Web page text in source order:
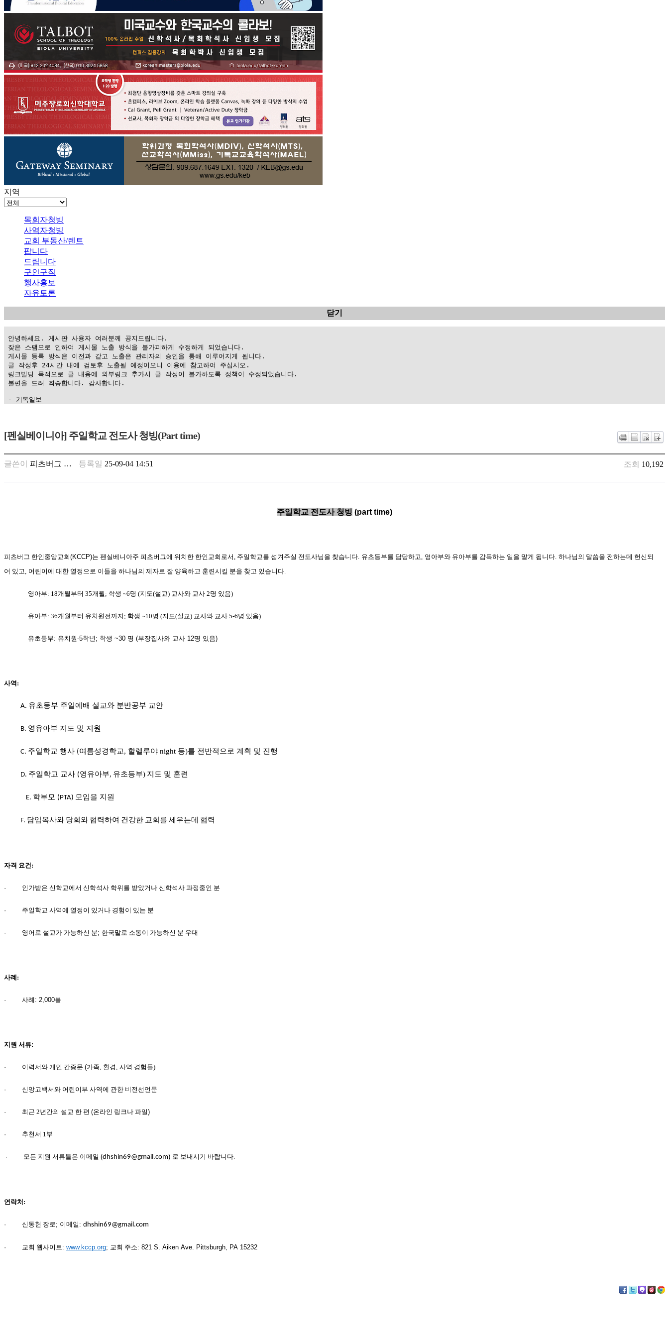
지역
목회자청빙
사역자청빙
교회 부동산/렌트
팝니다
드립니다
구인구직
행사홍보
자유토론
닫기
안녕하세요. 게시판 사용자 여러분께 공지드립니다.
잦은 스팸으로 인하여 게시물 노출 방식을 불가피하게 수정하게 되었습니다.
게시물 등록 방식은 이전과 같고 노출은 관리자의 승인을 통해 이루어지게 됩니다.
글 작성후 24시간 내에 검토후 노출될 예정이오니 이용에 참고하여 주십시오.
링크빌딩 목적으로 글 내용에 외부링크 추가시 글 작성이 불가하도록 정책이 수정되었습니다.
불편을 드려 죄송합니다. 감사합니다.
- 기독일보
만
찾
기
소
minky
주
부
중
아
노
제
사
트
료
남
후
발
[펜실베이니아] 주일학교 전도사 청빙(Part time)
글쓴이 피츠버그 … 등록일 25-09-04 14:51 조회 10,192
주일학교 전도사 청빙 (part time)
피츠버그 한인중앙교회(KCCP)는 펜실베니아주 피츠버그에 위치한 한인교회로서, 주일학교를 섬겨주실 전도사님을 찾습니다. 유초등부를 담당하고, 영아부와 유아부를 감독하는 일을 맡게 됩니다. 하나님의 말씀을 전하는데 헌신되
어 있고,
어린이에 대한 열정으로 이들을 하나님의 제자로 잘 양육하고 훈련시킬 분을 찾고 있습니다.
영아부: 18개월부터 35개월; 학생 ~6명 (지도(설교) 교사와 교사 2명 있음)
유아부: 36개월부터 유치원전까지; 학생 ~10명 (지도(설교) 교사와 교사 5-6명 있음)
유초등부: 유치원-5학년 ; 학생 ~30 명 (부장집사와 교사 12명 있음)
사역:
A. 유초등부 주일예배 설교와 분반공부 교안
B. 영유아부 지도 및 지원
C. 주일학교 행사 ( 여름성경학교, 할렐루야 night 등)를 전반적으로 계획 및 진행
D. 주일학교 교사 ( 영유아부, 유초등부) 지도 및 훈련
E. 학부모 (PTA) 모임을 지원
F. 담임목사와 당회와 협력하여 건강한 교회를 세우는데 협력
자격 요건:
· 인가받은 신학교에서 신학석사 학위를 받았거나 신학석사 과정중인 분
· 주일학교 사역에 열정이 있거나 경험이 있는 분
· 영어로 설교가 가능하신 분; 한국말로 소통이 가능하신 분 우대
사례:
· 사례 : 2 ,000불
지원 서류:
· 이력서와 개인 간증문 (가족, 환경, 사역 경험들)
· 신앙고백서와 어린이부 사역에 관한 비전선언문
· 최근 2년간의 설교 한 편 (온라인 링크나 파일)
· 추천서 1부
· 모든 지원 서류들은 이메일 (dhshin69@gmail.com) 로 보내시기 바랍니다.
연락처:
· 신동헌 장로 ; 이메일 : dhshin69@gmail.com
· 교회 웹사이트 : www.kccp.org; 교회 주소: 821 S. Aiken Ave. Pittsburgh, PA 15232